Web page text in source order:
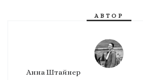
АВТОР
Анна Штайнер